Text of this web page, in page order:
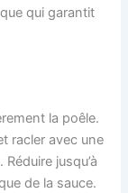
qui garantit
la poêle.
racler avec une
jusqu’à
de la sauce.